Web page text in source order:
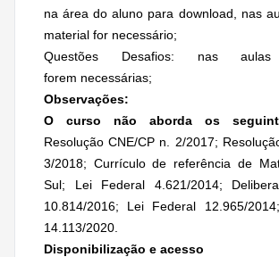
na área do aluno para download, nas
material for necessário;
Questões Desafios: nas
forem necessárias;
Observações:
O curso não aborda os
Resolução CNE/CP n. 2/2017;
3/2018; Currículo de referência de
Sul; Lei Federal 4.621/2014;
10.814/2016; Lei Federal 12.965/
14.113/2020.
Disponibilização e acesso